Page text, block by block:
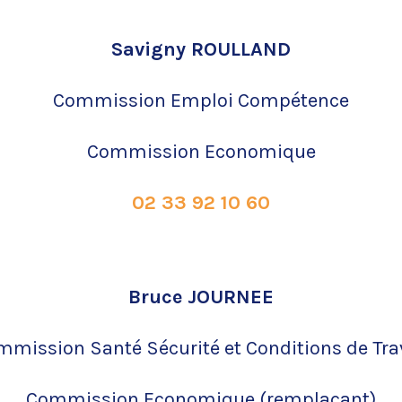
Savigny ROULLAND
Commission Emploi Compétence
Commission Economique
02 33 92 10 60
Bruce JOURNEE
Santé Sécurité et Conditions de